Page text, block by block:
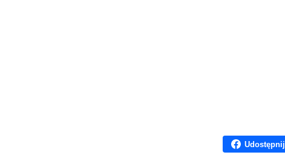
Udostępnij